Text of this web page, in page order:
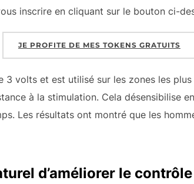
inscrire en cliquant sur le bouton ci-
JE PROFITE DE MES TOKENS GRATUITS
3 volts et est utilisé sur les zones les
à la stimulation. Cela désensibilise
Les résultats ont montré que les
d’améliorer le contrôle